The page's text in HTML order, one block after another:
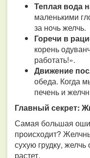
Теплая вода
маленькими
за ночь желчь.
Горечи в
корень
работать!».
Движение
обеда. Когда
печень и
Главный секрет:
Самая большая
происходит?
сухую грудку,
растет.